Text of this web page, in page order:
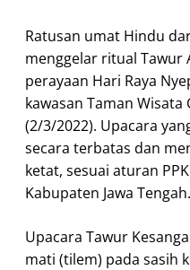
Ratusan umat Hindu
menggelar ritual Tawur
perayaan Hari Raya
kawasan Taman
(2/3/2022). Upacara
secara terbatas dan
ketat, sesuai aturan
Kabupaten Jawa Tengah.
Upacara Tawur
mati (tilem) pada sasih